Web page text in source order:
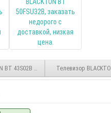
BT 43S02B smart FHD (Android)
Телевизор